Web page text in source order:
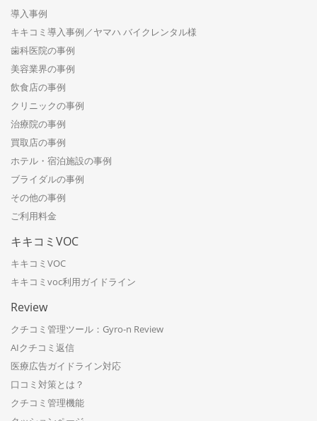
導入事例
キキコミ導入事例／ヤマハ バイクレンタル様
歯科医院の事例
美容業界の事例
飲食店の事例
クリニックの事例
治療院の事例
買取店の事例
ホテル・宿泊施設の事例
ブライダルの事例
その他の事例
ご利用料金
キキコミVOC
キキコミVOC
キキコミvoc利用ガイドライン
Review
クチコミ管理ツール：Gyro-n Review
AIクチコミ返信
医療広告ガイドライン対応
口コミ対策とは？
クチコミ管理機能